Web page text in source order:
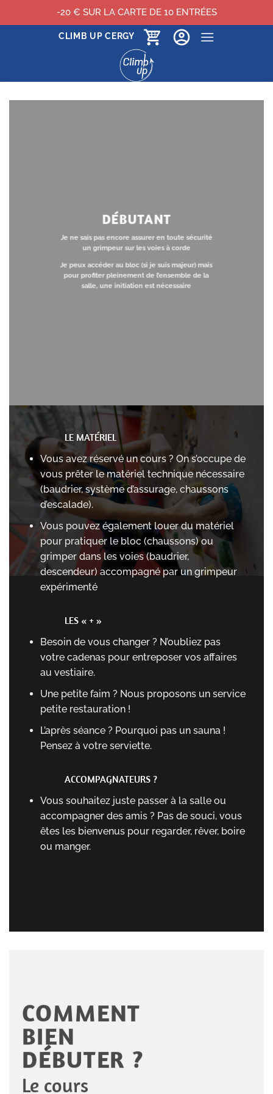
CLIMB UP CERGY
DÉBUTANT
Je ne sais pas encore assurer en toute sécurité
un grimpeur sur les voies à corde
Je peux accéder au bloc (si je suis majeur) mais
pour profiter pleinement de l’ensemble de la
salle, une initiation est nécessaire
LE MATÉRIEL
Vous avez réservé un cours ? On s’occupe de
vous prêter le matériel technique nécessaire
(baudrier, système d’assurage, chaussons
d’escalade).
Vous pouvez également louer du matériel
pour pratiquer le bloc (chaussons) ou
grimper dans les voies (baudrier,
descendeur) accompagné par un grimpeur
expérimenté
LES « + »
Besoin de vous changer ? N’oubliez pas
votre cadenas pour entreposer vos affaires
au vestiaire.
Une petite faim ? Nous proposons un service
petite restauration !
L’après séance ? Pourquoi pas un sauna !
Pensez à votre serviette.
ACCOMPAGNATEURS ?
Vous souhaitez juste passer à la salle ou
accompagner des amis ? Pas de souci, vous
êtes les bienvenus pour regarder, rêver, boire
ou manger.
COMMENT
BIEN
DÉBUTER ?
Le cours
-20 € SUR LA CARTE DE 10 ENTRÉES